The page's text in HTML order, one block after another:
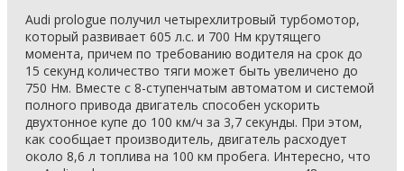
Audi prologue получил четырехлитровый турбомотор,
который развивает 605 л.с. и 700 Нм крутящего
момента, причем по требованию водителя на срок до
15 секунд количество тяги может быть увеличено до
750 Нм. Вместе с 8-ступенчатым автоматом и системой
полного привода двигатель способен ускорить
двухтонное купе до 100 км/ч за 3,7 секунды. При этом,
как сообщает производитель, двигатель расходует
около 8,6 л топлива на 100 км пробега. Интересно, что